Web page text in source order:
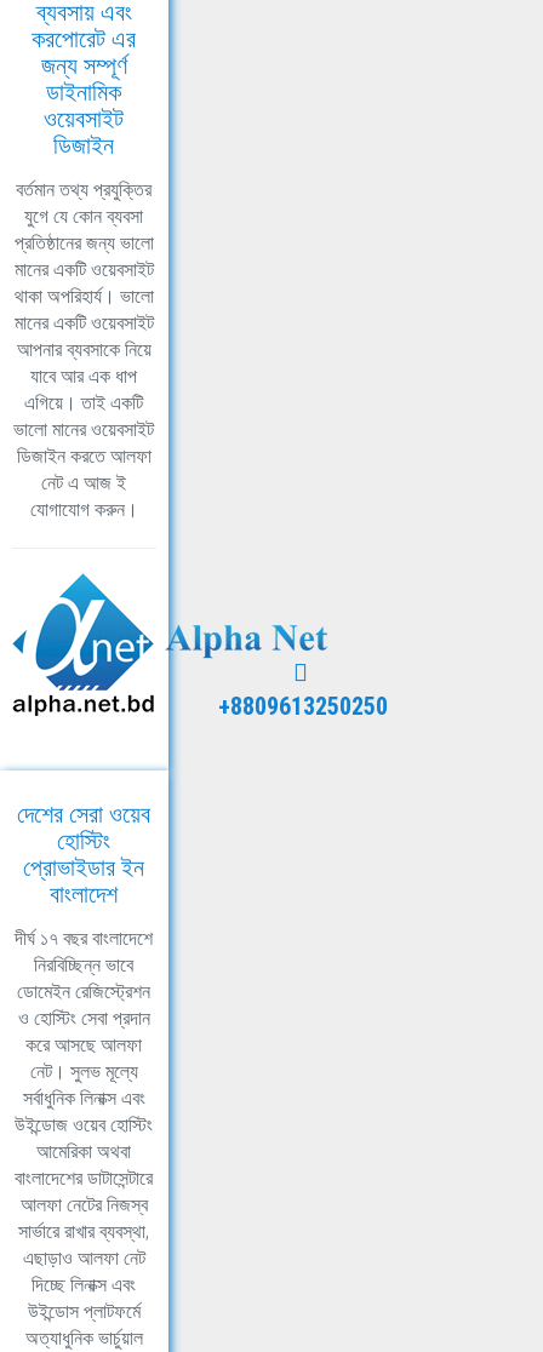
ব্যবসায় এবং
করপোরেট এর
জন্য সম্পূর্ণ
ডাইনামিক
ওয়েবসাইট
ডিজাইন
বর্তমান তথ্য প্রযুক্তির
যুগে যে কোন ব্যবসা
প্রতিষ্ঠানের জন্য ভালো
মানের একটি ওয়েবসাইট
থাকা অপরিহার্য। ভালো
মানের একটি ওয়েবসাইট
আপনার ব্যবসাকে নিয়ে
যাবে আর এক ধাপ
এগিয়ে। তাই একটি
ভালো মানের ওয়েবসাইট
ডিজাইন করতে আলফা
নেট এ আজ ই
যোগাযোগ করুন।
+8809613250250
দেশের সেরা ওয়েব
হোস্টিং
প্রোভাইডার ইন
বাংলাদেশ
দীর্ঘ ১৭ বছর বাংলাদেশে
নিরবিচ্ছিন্ন ভাবে
ডোমেইন রেজিস্ট্রেশন
ও হোস্টিং সেবা প্রদান
করে আসছে আলফা
নেট। সুলভ মূল্যে
সর্বাধুনিক লিনাক্স এবং
উইন্ডোজ ওয়েব হোস্টিং
আমেরিকা অথবা
বাংলাদেশের ডাটাসেন্টারে
আলফা নেটের নিজস্ব
সার্ভারে রাখার ব্যবস্থা,
এছাড়াও আলফা নেট
দিচ্ছে লিনাক্স এবং
উইন্ডোস প্লাটফর্মে
অত্যাধুনিক ভার্চুয়াল